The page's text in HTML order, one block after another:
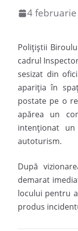
4 februarie
Polițiștii
cadrul
sesizat din
apariția în
postate pe o
apărea un
intenționat
autoturism.
După
demarat
locului pentru
produs